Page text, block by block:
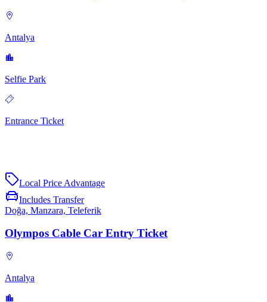
Antalya
Selfie Park
Entrance Ticket
Local Price Advantage
Includes Transfer
Doğa, Manzara, Teleferik
Olympos Cable Car Entry Ticket
Antalya